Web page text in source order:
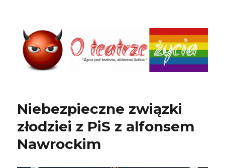
O teatrze życia
Niebezpieczne związki
złodziei z PiS z alfonsem
Nawrockim